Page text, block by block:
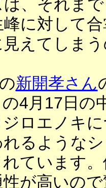
、それま
に対して
えてしま
新開孝さん
の4月17日の
ロエノキ
るような
ています
が高いの